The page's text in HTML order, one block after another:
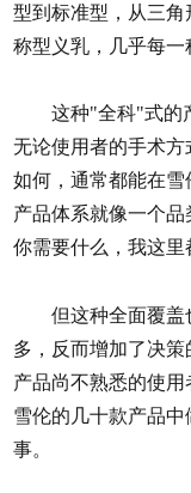
型到标准型，从三
称型义乳，几乎每一
这种"全科"式
无论使用者的手术
如何，通常都能在
产品体系就像一个
你需要什么，我这里
但这种全面覆盖
多，反而增加了决
产品尚不熟悉的使
雪伦的几十款产品
事。